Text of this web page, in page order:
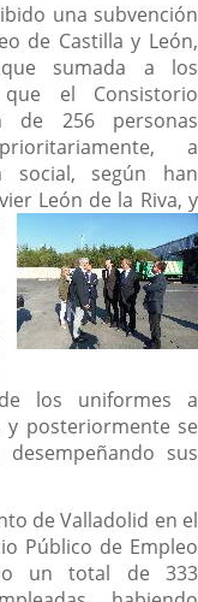
una subvención
de Castilla y León,
sumada a los
que el Consistorio
de 256 personas
a
social, según han
León de la Riva, y
los uniformes a
y posteriormente se
sus
de Valladolid en el
Público de Empleo
un total de 333